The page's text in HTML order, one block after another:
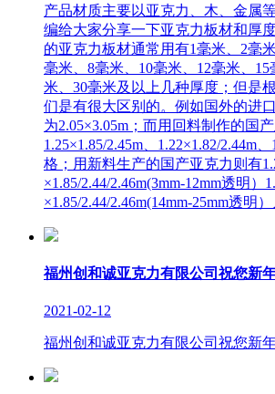
产品材质主要以亚克力、木、金属
编给大家分享一下亚克力板材和厚
的亚克力板材通常用有1毫米、2毫
毫米、8毫米、10毫米、12毫米、15
米、30毫米及以上几种厚度；但是
们是有很大区别的。例如国外的进
为2.05×3.05m；而用回料制作的国
1.25×1.85/2.45m、1.22×1.82/2.44m
格；用新料生产的国产亚克力则有
×1.85/2.44/2.46m(3mm-12mm透明）
×1.85/2.44/2.46m(14mm-25mm透明）
福州创和诚亚克力有限公司祝您新
2021-02-12
福州创和诚亚克力有限公司祝您新年